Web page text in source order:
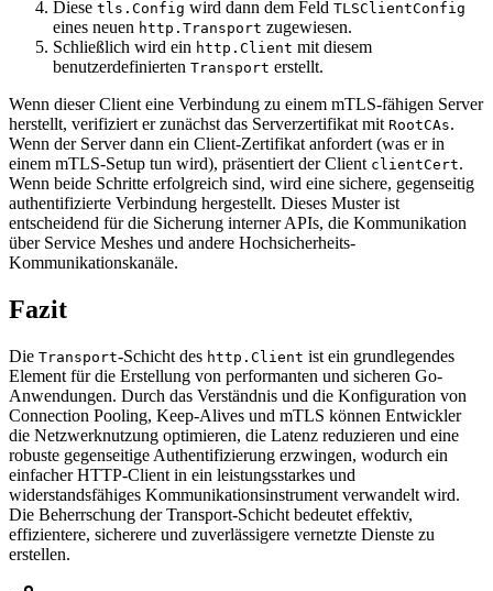
Diese tls.Config wird dann dem Feld TLSClientConfig
eines neuen http.Transport zugewiesen.
Schließlich wird ein http.Client mit diesem
benutzerdefinierten Transport erstellt.
Wenn dieser Client eine Verbindung zu einem mTLS-fähigen Server
herstellt, verifiziert er zunächst das Serverzertifikat mit RootCAs.
Wenn der Server dann ein Client-Zertifikat anfordert (was er in
einem mTLS-Setup tun wird), präsentiert der Client clientCert.
Wenn beide Schritte erfolgreich sind, wird eine sichere, gegenseitig
authentifizierte Verbindung hergestellt. Dieses Muster ist
entscheidend für die Sicherung interner APIs, die Kommunikation
über Service Meshes und andere Hochsicherheits-
Kommunikationskanäle.
Fazit
Die Transport-Schicht des http.Client ist ein grundlegendes
Element für die Erstellung von performanten und sicheren Go-
Anwendungen. Durch das Verständnis und die Konfiguration von
Connection Pooling, Keep-Alives und mTLS können Entwickler
die Netzwerknutzung optimieren, die Latenz reduzieren und eine
robuste gegenseitige Authentifizierung erzwingen, wodurch ein
einfacher HTTP-Client in ein leistungsstarkes und
widerstandsfähiges Kommunikationsinstrument verwandelt wird.
Die Beherrschung der Transport-Schicht bedeutet effektiv,
effizientere, sicherere und zuverlässigere vernetzte Dienste zu
erstellen.